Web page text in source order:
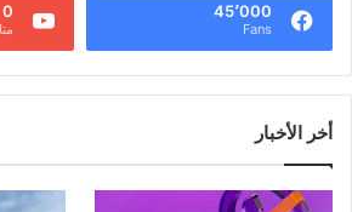
45٬000
Fans
0
أخر الأخبار